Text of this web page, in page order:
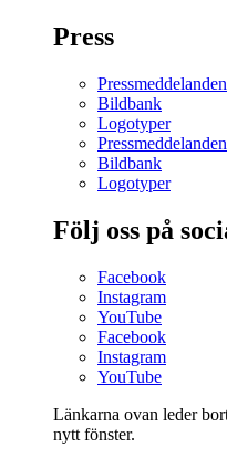
Press
Pressmeddelanden
Bildbank
Logotyper
Pressmeddelanden
Bildbank
Logotyper
Följ oss på
Facebook
Instagram
YouTube
Facebook
Instagram
YouTube
Länkarna ovan leder
nytt fönster.